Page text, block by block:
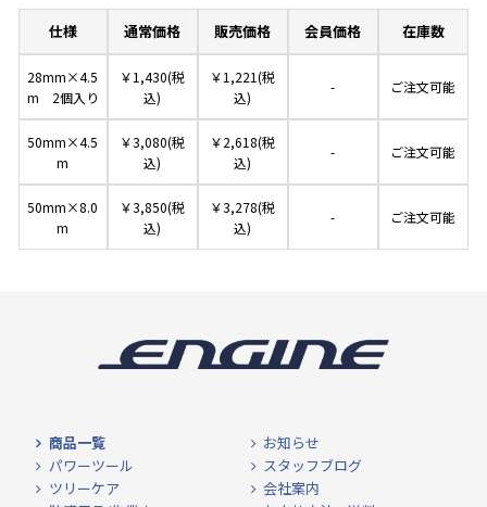
仕様 通常価格 販売価格 会員価格 在庫数
28mm×4.5
m 2個入り
￥1,430(税
込)
￥1,221(税
込)
- ご注文可能
50mm×4.5
m
￥3,080(税
込)
￥2,618(税
込)
- ご注文可能
50mm×8.0
m
￥3,850(税
込)
￥3,278(税
込)
- ご注文可能
商品一覧
パワーツール
ツリーケア
お知らせ
スタッフブログ
会社案内